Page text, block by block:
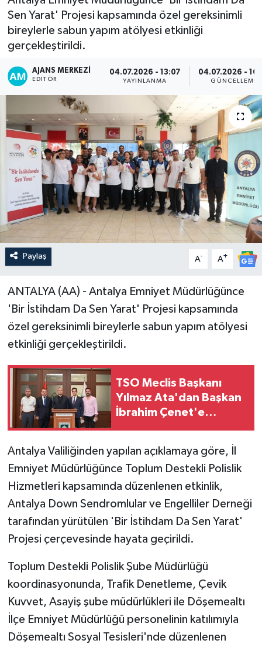
Sen Yarat' Projesi kapsamında özel gereksinimli
bireylerle sabun yapım atölyesi etkinliği
gerçekleştirildi.
AJANS MERKEZI
EDITÖR
04.07.2026 - 13:07
YAYINLANMA
04.07.2026 -
GÜNCELLEME
Paylaş A- A+
ANTALYA (AA) - Antalya Emniyet Müdürlüğünce
'Bir İstihdam Da Sen Yarat' Projesi kapsamında
özel gereksinimli bireylerle sabun yapım atölyesi
etkinliği gerçekleştirildi.
TSO Meclis Başkanı
Yılmaz Ata'dan Başkan
İbrahim Çenet'e
Antalya Valiliğinden yapılan açıklamaya göre, İl
Emniyet Müdürlüğünce Toplum Destekli Polislik
Hizmetleri kapsamında düzenlenen etkinlik,
Antalya Down Sendromlular ve Engelliler Derneği
tarafından yürütülen 'Bir İstihdam Da Sen Yarat'
Projesi çerçevesinde hayata geçirildi.
Toplum Destekli Polislik Şube Müdürlüğü
koordinasyonunda, Trafik Denetleme, Çevik
Kuvvet, Asayiş şube müdürlükleri ile Döşemealtı
İlçe Emniyet Müdürlüğü personelinin katılımıyla
Döşemealtı Sosyal Tesisleri'nde düzenlenen